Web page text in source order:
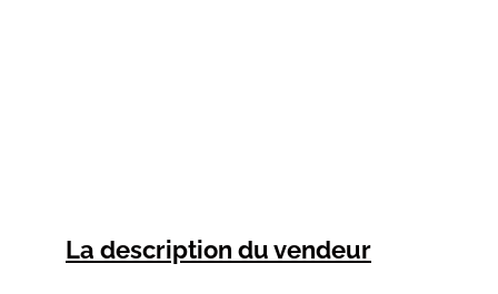
La description du vendeur